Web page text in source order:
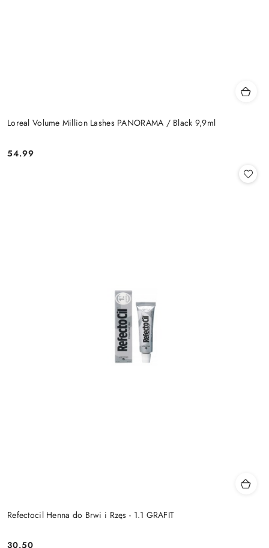
Loreal Volume Million Lashes PANORAMA / Black 9,9ml
Cena:
54.99
Refectocil Henna do Brwi i Rzęs - 1.1 GRAFIT
30.50